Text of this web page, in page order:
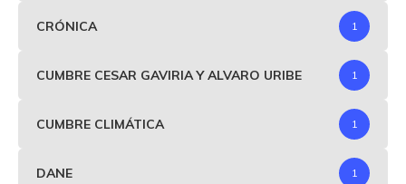
CRÓNICA 1
CUMBRE CESAR GAVIRIA Y ALVARO URIBE 1
CUMBRE CLIMÁTICA 1
DANE 1